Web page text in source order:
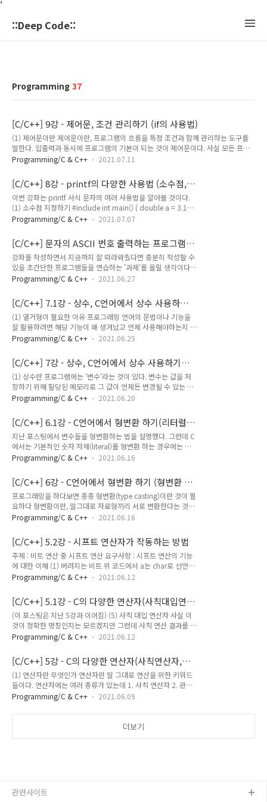
'
::Deep Code::
Programming 37
[C/C++] 9강 - 제어문, 조건 관리하기 (if의 사용법)
(1) 제어문이란 제어문이란, 프로그램의 흐름을 특정 조건과 함께 관리하는 도구를
말한다. 입출력과 동시에 프로그램의 기본이 되는 것이 제어문이다. 사실 모든 프로
그램은 입출력, 조건을 다루는 제어문으로만 이루어진다고 해도 과언이 아니다. 다만
다룬다면 더 좋은 알고리즘을 따를 수 있을 것이고, 이는 곧 프로그램의 성능과도 직
결되는 문제이다. 대충 제어문이 중요한 이유를 주절댔으니 이제 본격적으로 알아보
자 (2) 제어문의 종류 기본적으로 제어문은 크게 두 종류로 나뉜다. 1. 조건에 따라 코
드를 실행함, 조건문 2. 조건에 따라 코드를 반복 실행함, 반복문 이중 이번 강좌에서
다룰 것은 1번, 조건에 따라 코드를 실행하는..
Programming/C & C++ 2021.07.11
[C/C++] 8강 - printf의 다양한 사용법 (소수점,
접두사, 여백)
이번 강좌는 printf 서식 문자의 여러 사용법을 알아볼 것이다.
(1) 소수점 지정하기 #include int main() { double a = 3.14;
printf("%lf\n", a); } 원래는 이렇게 소수점을 출력했다. 그런데
째 자리까지만 출력하려면 서식 문자를 이렇게 쓰면 된다 %.3lf
%와 lf 사이에 .(소수점자릿수) 를 적으면 해당 자릿수까지만 반
올림되어 출력된다.(float을 출력할 땐 f...) 3을 썼더니 반올림되
어 3.142가 출력됐다. 물론 더 긴 자릿수까지 출력할 수도 있다.
(2) 접두사 붙이기 우리가 주로 사용하는 진법체계는 0~9를 사
을 ..
Programming/C & C++ 2021.07.07
[C/C++] 문자의 ASCII 번호 출력하는 프로그램
만들기
강좌를 작성하면서 지금까지 잘 따라와줬다면 충분히 작성할 수
있을 초간단한 프로그램들을 연습하는 '과제'를 올릴 생각이다.
이번 포스팅은 그 첫 번째로, 입력한 문자의 ASCII 코드를 알려
출력하거나 문자를 %d로 출력하면 해당 숫자, 문자가 ASCII에
서 대응되는 것이 무엇인지 찾을 수 있다 :D 정답은 아래 팝업을
누르자. ▼ 정답 보기 #include int main() { char ch;
scanf_s("%c", &ch, 1); //Visual Studio에서 실행할 땐 이렇
게.. printf("%d\n", ch);//문자를 정수로(ASCII에서 대응하는
런데 ..
Programming/C & C++ 2021.06.27
[C/C++] 7.1강 - 상수, C언어에서 상수 사용하기
(2) (enum, 열거형)
(1) 열거형이 필요한 이유 프로그래밍 언어의 문법이나 기능을
잘 활용하려면 해당 기능이 왜 생겨났고 언제 사용해야하는지 이
해하는 것이 중요하다. enum도 마찬가지이므로 먼저 enum 없
각을 식별할 수만 있다면 문제가 없는 요소들을 효율을 위해 문
자열보단 정수로 저장하는 경우가 많은데 예를 들면 통신 관련
프로그램에서 패킷의 종류를 구분하는 경우 등이 있다. 아래 코
드는 그러한 것들 중 색을 위한 변수들을 만든 것입니다.
#include const int RED = 0; const int ORANGE = 1; const
const int ..
Programming/C & C++ 2021.06.25
[C/C++] 7강 - 상수, C언어에서 상수 사용하기
(1) (const,#define)
(1) 상수란 프로그램에는 '변수'라는 것이 있다. 변수는 값을 저
장하기 위해 할당된 메모리로 그 값이 언제든 변경될 수 있는 특
성이 있다. 그러나 그 값이 절대 바뀌어서는 안 되는 경우들도 있
π
는 새 기준 플랑크 상수 등등 말이다. 이러한 것들은 절대 변해서
는 안 되는 수들이다. 이러한 상수들을 관리할 때 그냥 프로그래
머가 = 연산자를 쓰지 않기로만 약속한다면 언제 실수가 있을지
모르니 불안하기도 하고 디버깅을 할 때도 고려해야할 문제가 더
생긴다. 그래서 프로그래밍 언어에서는 언어적 차원에서 상수에
에서는 C에서 그러한 상수 문법을 살펴볼 것이다. (2) 상수를 사
용하..
Programming/C & C++ 2021.06.20
[C/C++] 6.1강 - C언어에서 형변환 하기(리터럴
접미사)
지난 포스팅에서 변수들을 형변환하는 법을 설명했다. 그런데 C
에서는 기본적인 숫자 자체(literal)를 형변환 하는 경우에는 더
편리하게 변환할 수 있는 수단이 있다. 바로 리터럴 접미사를 붙
수형은 특별히 지정해준 타입이 없을 경우(접미사를 생략할 경
우) 자동을 각각 int, double로 인식한다. (컴파일러마다 다를
수도) 그리고 대부분의 경우 이것이 큰 문제가 되지 않지만 일부
특수한 경우에서는 이것들을 다 구분해주어야 (short, int, long
long | float, double) 하는 경우가 생길 수 있다. 그런데 사실
생겼다. 숫자 뒤에 리터럴 접미사(suff..
Programming/C & C++ 2021.06.16
[C/C++] 6강 - C언어에서 형변환 하기 (형변환 연
산자)
프로그래밍을 하다보면 종종 형변환(type casting)이란 것이 필
요하다 형변환이란, 말그대로 자료형끼리 서로 변환한다는 것인
데 어떤 경우에 그것이 필요한지 아래 코드를 살펴보자.
%d = %d\n", a, b, b / a); } 이 코드를 실행했을 때 출력되는
결과를 추측해볼 때 10 / 25 = 2.5 라 생각하실 수 있지만 아니
다. 보다시피 2로 출력이 됐는데 그 이유는 a, b가 모두 정수이
기 때문이다. 정수 / 정수는 결과가 무조건 정수로 나오게 된다.
그러니까, 25 / 10에서 2가 나온 것처럼 그 '몫'만 나온다는 뜻이
Programming/C & C++ 2021.06.16
[C/C++] 5.2강 - 시프트 연산자가 작동하는 방법
주제 : 비트 연산 중 시프트 연산 요구사항 : 시프트 연산의 기능
에 대한 이해 (1) 버려지는 비트 위 코드에서 a는 char로 선언됐
다. char는 범위가 -128 ~ 127 까지라고 했는데 어떻게 1024
것은 얄짤없이 버려집니다. (2) 채워지는 비트 진법에 대한 이해
가 충분하다면 이진법에서 자릿수가 하나씩 늘어나거나 줄어든
다면 그것은 십진법으로 표현했을 때 2배, 1/2배 된다는 것을 알
고 있을 것이다. (십육진법도 마찬가지로 16배, 1/16배) 그리고
위에서도 확인했다시피 이것은 시프트 연산과 관련이 있다. 시프
가 된다. (1) 예제에서 1 > 3); } 이걸 그..
Programming/C & C++ 2021.06.12
[C/C++] 5.1강 - C의 다양한 연산자(사칙대입연산
자,증감연산자,sizeof,비트연산자)
(이 포스팅은 지난 5강과 이어짐) (5) 사칙 대입 연산자 사실 이
것이 정확한 명칭인지는 모르겠지만 그런데 사칙 연산 결과를 바
로 대입하는 연산자이기 때문에 그냥 마음대로 이름을 붙임 ㅋ
1. += 2. -= 3. *= 4. /= 5. %= 사용법은 아래를 보면 바로 이해
가 갈 정도로 쉽다. int a = 10; a += 1;//이것과 a = a + 1;//이
것은 같은 표현임 //마찬가지로 a = a * 3;//이것과 a *= 3;//이
것은 같은 표현임 + (더하기) 연산을 수행한 결과를 = (대입) *
(곱하기) 연산을 수행한 결과를 = (대입) 그럼 이제 아래 코드를
Programming/C & C++ 2021.06.12
[C/C++] 5강 - C의 다양한 연산자(사칙연산자,관
계연산자,논리연산자)
(1) 연산자란 무엇인가 연산자란 말 그대로 연산을 위한 키워드
들이다. 연산자에는 여러 종류가 있는데 1. 사칙 연산자 2. 관계
연산자 3. 논리 연산자 4. 비트 연산자 ... 등이 있다.. 연산자에는
사칙 연산자는 정말 우리가 아는 그 사칙 연산자가 맞다. 다만 곱
Programming/C & C++ 2021.06.09
더보기
관련사이트